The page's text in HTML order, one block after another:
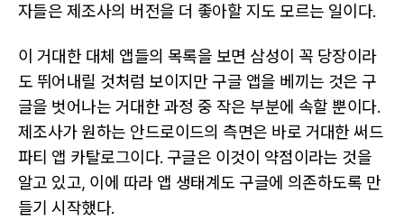
자들은 제조사의 버전을 더 좋아할 지도 모르는 일이다.
이 거대한 대체 앱들의 목록을 보면 삼성이 꼭 당장이라
도 뛰어내릴 것처럼 보이지만 구글 앱을 베끼는 것은 구
글을 벗어나는 거대한 과정 중 작은 부분에 속할 뿐이다.
제조사가 원하는 안드로이드의 측면은 바로 거대한 써드
파티 앱 카탈로그이다. 구글은 이것이 약점이라는 것을
알고 있고, 이에 따라 앱 생태계도 구글에 의존하도록 만
들기 시작했다.